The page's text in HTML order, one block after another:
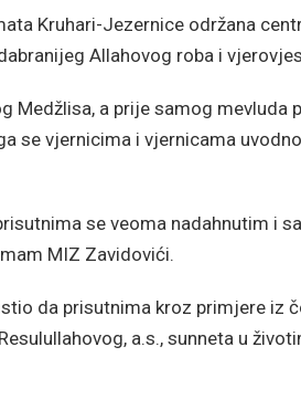
Kruhari-Jezernice održana
Allahovog roba i
Medžlisa, a prije samog
se vjernicima i vjernicama
se veoma nadahnutim i
MIZ Zavidovići.
da prisutnima kroz primjere iz
a.s., sunneta u